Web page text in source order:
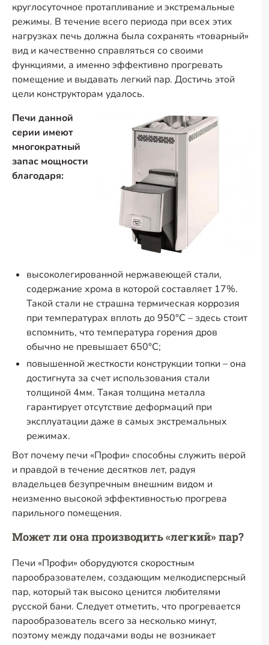
круглосуточное протапливание и экстремальные
режимы. В течение всего периода при всех этих
нагрузках печь должна была сохранять «товарный»
вид и качественно справляться со своими
функциями, а именно эффективно прогревать
помещение и выдавать легкий пар. Достичь этой
цели конструкторам удалось.
Печи данной
серии имеют
многократный
запас мощности
благодаря:
высоколегированной нержавеющей стали,
содержание хрома в которой составляет 17%.
Такой стали не страшна термическая коррозия
при температурах вплоть до 950°С – здесь стоит
вспомнить, что температура горения дров
обычно не превышает 650°С;
повышенной жесткости конструкции топки – она
достигнута за счет использования стали
толщиной 4мм. Такая толщина металла
гарантирует отсутствие деформаций при
эксплуатации даже в самых экстремальных
режимах.
Вот почему печи «Профи» способны служить верой
и правдой в течение десятков лет, радуя
владельцев безупречным внешним видом и
неизменно высокой эффективностью прогрева
парильного помещения.
Может ли она производить «легкий» пар?
Печи «Профи» оборудуются скоростным
парообразователем, создающим мелкодисперсный
пар, который так высоко ценится любителями
русской бани. Следует отметить, что прогревается
парообразователь всего за несколько минут,
поэтому между подачами воды не возникает